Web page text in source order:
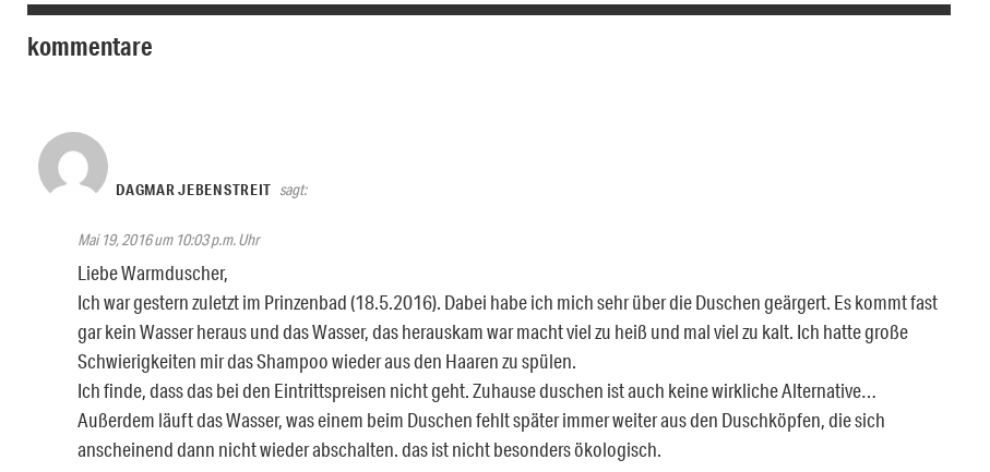
kommentare
DAGMAR JEBENSTREIT sagt:
Mai 19, 2016 um 10:03 p.m. Uhr
Liebe Warmduscher,
Ich war gestern zuletzt im Prinzenbad (18.5.2016). Dabei habe ich mich sehr über die Duschen geärgert. Es kommt fast
gar kein Wasser heraus und das Wasser, das herauskam war macht viel zu heiß und mal viel zu kalt. Ich hatte große
Schwierigkeiten mir das Shampoo wieder aus den Haaren zu spülen.
Ich finde, dass das bei den Eintrittspreisen nicht geht. Zuhause duschen ist auch keine wirkliche Alternative…
Außerdem läuft das Wasser, was einem beim Duschen fehlt später immer weiter aus den Duschköpfen, die sich
anscheinend dann nicht wieder abschalten. das ist nicht besonders ökologisch.